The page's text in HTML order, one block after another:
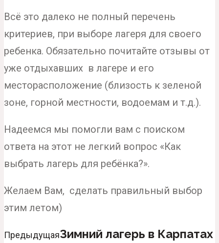
Всё это далеко не полный перечень
критериев, при выборе лагеря для своего
ребенка. Обязательно почитайте отзывы от
уже отдыхавших в лагере и его
месторасположение (близость к зеленой
зоне, горной местности, водоемам и т.д.).
Надеемся мы помогли вам с поиском
ответа на этот не легкий вопрос «Как
выбрать лагерь для ребёнка?».
Желаем Вам, сделать правильный выбор
этим летом)
ПредыдущаяЗимний лагерь в Карпатах